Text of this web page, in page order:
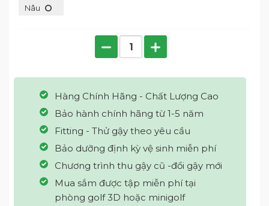
Nâu
Hàng Chính Hãng - Chất Lượng Cao
Bảo hành chính hãng từ 1-5 năm
Fitting - Thử gậy theo yêu cầu
Bảo dưỡng định kỳ vệ sinh miễn phí
Chương trình thu gậy cũ -đổi gậy mới
Mua sắm được tập miễn phí tại
phòng golf 3D hoặc minigolf